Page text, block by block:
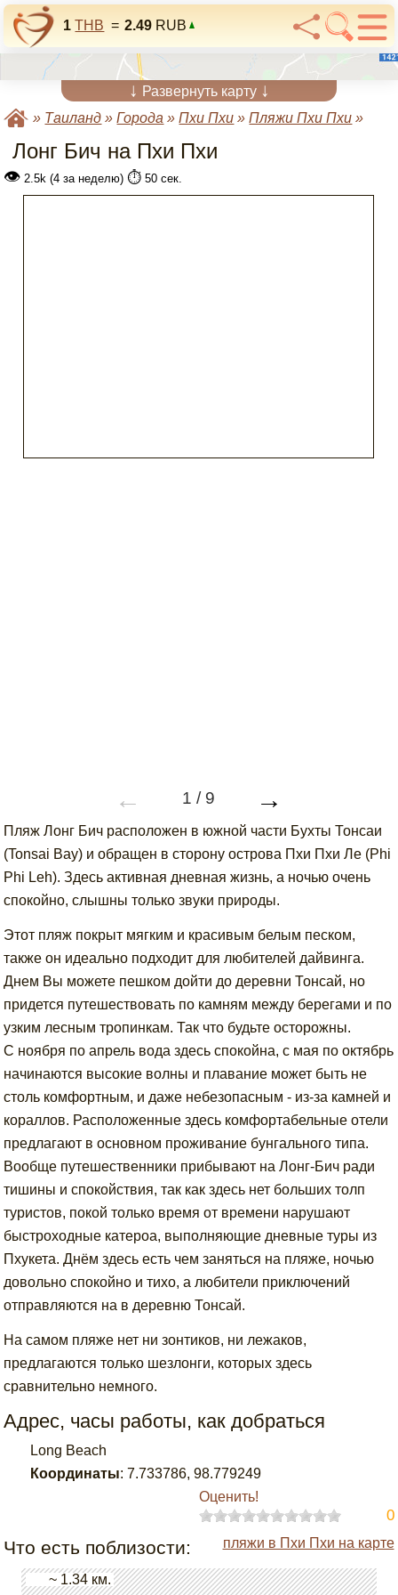
1 THB = 2.49 RUB
↓ Развернуть карту ↓
» Таиланд »Города »Пхи Пхи »Пляжи Пхи Пхи »
Лонг Бич на Пхи Пхи
👁 2.5k (4 за неделю) ⏱️ 50 сек.
← 1 / 9 →
Пляж Лонг Бич расположен в южной части Бухты Тонсаи
(Tonsai Bay) и обращен в сторону острова Пхи Пхи Ле (Phi
Phi Leh). Здесь активная дневная жизнь, а ночью очень
спокойно, слышны только звуки природы.
Этот пляж покрыт мягким и красивым белым песком,
также он идеально подходит для любителей дайвинга.
Днем Вы можете пешком дойти до деревни Тонсай, но
придется путешествовать по камням между берегами и по
узким лесным тропинкам. Так что будьте осторожны.
С ноября по апрель вода здесь спокойна, с мая по октябрь
начинаются высокие волны и плавание может быть не
столь комфортным, и даже небезопасным - из-за камней и
кораллов. Расположенные здесь комфортабельные отели
предлагают в основном проживание бунгального типа.
Вообще путешественники прибывают на Лонг-Бич ради
тишины и спокойствия, так как здесь нет больших толп
туристов, покой только время от времени нарушают
быстроходные катероа, выполняющие дневные туры из
Пхукета. Днём здесь есть чем заняться на пляже, ночью
довольно спокойно и тихо, а любители приключений
отправляются на в деревню Тонсай.
На самом пляже нет ни зонтиков, ни лежаков,
предлагаются только шезлонги, которых здесь
сравнительно немного.
Адрес, часы работы, как добраться
Long Beach
Координаты: 7.733786,98.779249
Оценить!
0
Что есть поблизости: пляжи в Пхи Пхи на карте
~ 1.34 км.